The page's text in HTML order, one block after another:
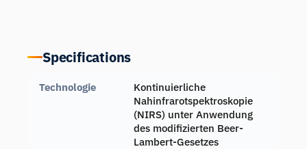
Specifications
Technologie
Kontinuierliche
Nahinfrarotspektroskopie
(NIRS) unter Anwendung
des modifizierten Beer-
Lambert-Gesetzes